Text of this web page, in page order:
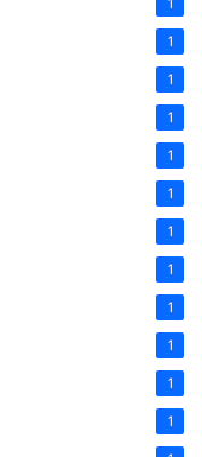
1
1
1
1
1
1
1
1
1
1
1
1